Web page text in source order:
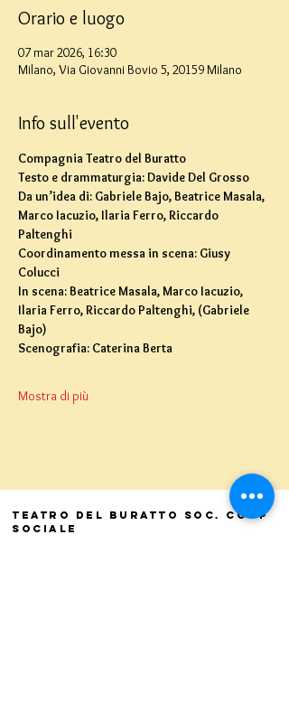
Orario e luogo
07 mar 2026, 16:30
Milano, Via Giovanni Bovio 5, 20159 Milano
Info sull'evento
Compagnia Teatro del Buratto
Testo e drammaturgia: Davide Del Grosso
Da un’idea di: Gabriele Bajo, Beatrice Masala,
Marco Iacuzio, Ilaria Ferro, Riccardo
Paltenghi
Coordinamento messa in scena: Giusy
Colucci
In scena: Beatrice Masala, Marco Iacuzio,
Ilaria Ferro, Riccardo Paltenghi, (Gabriele
Bajo)
Scenografia: Caterina Berta
Mostra di più
Teatro del Buratto Soc. Coop
sociale